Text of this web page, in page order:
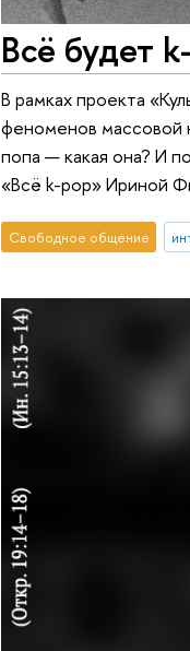
Всё будет
В рамках проекта
феноменов массовой
попа — какая она? И
«Всё k-pop» Ириной
Свободное общение